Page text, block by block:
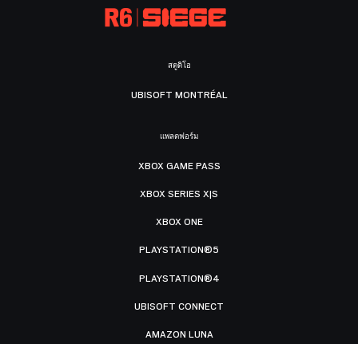
สตูดิโอ
UBISOFT MONTRÉAL
แพลตฟอร์ม
XBOX GAME PASS
XBOX SERIES X|S
XBOX ONE
PLAYSTATION®5
PLAYSTATION®4
UBISOFT CONNECT
AMAZON LUNA